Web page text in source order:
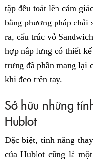
tập đều toát lên cảm
bằng phương pháp chải
ra, cấu trúc vỏ
hợp nắp lưng có thiết
trưng đã phần mang lại
khi đeo trên tay.
Sở hữu những
Hublot
Đặc biệt, tính năng
của Hublot cũng là